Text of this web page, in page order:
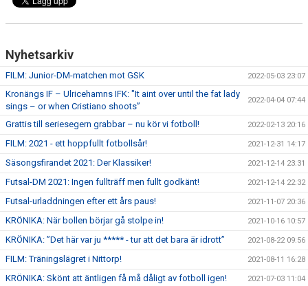
Nyhetsarkiv
FILM: Junior-DM-matchen mot GSK 2022-05-03 23:07
Kronängs IF – Ulricehamns IFK: "It aint over until the fat lady
sings – or when Cristiano shoots”
2022-04-04 07:44
Grattis till seriesegern grabbar – nu kör vi fotboll! 2022-02-13 20:16
FILM: 2021 - ett hoppfullt fotbollsår! 2021-12-31 14:17
Säsongsfirandet 2021: Der Klassiker! 2021-12-14 23:31
Futsal-DM 2021: Ingen fullträff men fullt godkänt! 2021-12-14 22:32
Futsal-urladdningen efter ett års paus! 2021-11-07 20:36
KRÖNIKA: När bollen börjar gå stolpe in! 2021-10-16 10:57
KRÖNIKA: ”Det här var ju ***** - tur att det bara är idrott” 2021-08-22 09:56
FILM: Träningslägret i Nittorp! 2021-08-11 16:28
KRÖNIKA: Skönt att äntligen få må dåligt av fotboll igen! 2021-07-03 11:04